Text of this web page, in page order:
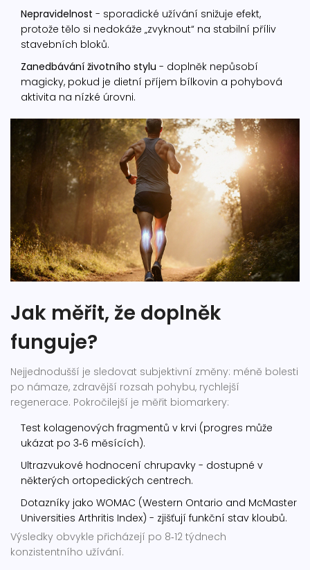
Nepravidelnost - sporadické užívání snižuje efekt,
protože tělo si nedokáže „zvyknout“ na stabilní příliv
stavebních bloků.
Zanedbávání životního stylu - doplněk nepůsobí
magicky, pokud je dietní příjem bílkovin a pohybová
aktivita na nízké úrovni.
Jak měřit, že doplněk
funguje?
Nejjednodušší je sledovat subjektivní změny: méně bolesti
po námaze, zdravější rozsah pohybu, rychlejší
regenerace. Pokročilejší je měřit biomarkery:
Test kolagenových fragmentů v krvi (progres může
ukázat po 3‑6 měsících).
Ultrazvukové hodnocení chrupavky - dostupné v
některých ortopedických centrech.
Dotazníky jako WOMAC (Western Ontario and McMaster
Universities Arthritis Index) - zjišťují funkční stav kloubů.
Výsledky obvykle přicházejí po 8‑12 týdnech
konzistentního užívání.